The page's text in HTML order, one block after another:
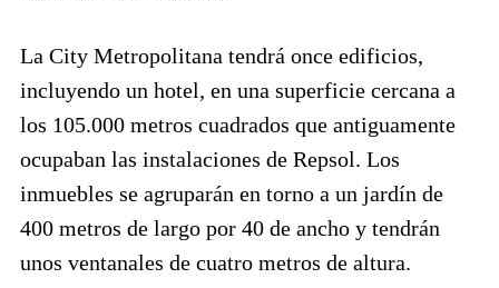
La City Metropolitana tendrá once edificios,
incluyendo un hotel, en una superficie cercana a
los 105.000 metros cuadrados que antiguamente
ocupaban las instalaciones de Repsol. Los
inmuebles se agruparán en torno a un jardín de
400 metros de largo por 40 de ancho y tendrán
unos ventanales de cuatro metros de altura.